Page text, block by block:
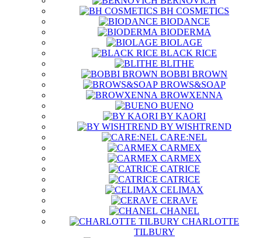
BH COSMETICS
BIODANCE
BIODERMA
BIOLAGE
BLACK RICE
BLITHE
BOBBI BROWN
BROWS&SOAP
BROWXENNA
BUENO
BY KAORI
BY WISHTREND
CARE:NEL
CARMEX
CARMEX
CATRICE
CATRICE
CELIMAX
CERAVE
CHANEL
CHARLOTTE
TILBURY